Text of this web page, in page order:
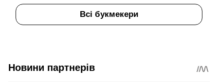
Всі букмекери